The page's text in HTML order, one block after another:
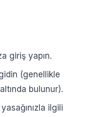
giriş yapın.
(genellikle
bulunur).
ilgili